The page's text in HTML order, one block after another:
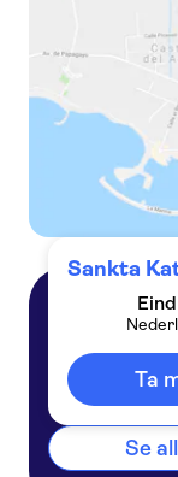
Sankta
Ta
Se